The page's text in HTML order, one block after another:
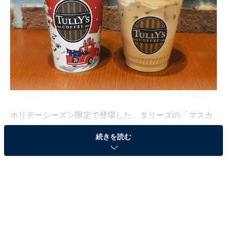
ホリデーシーズン限定で登場した、タリーズの「マスカ
のラテとマスカルポーネホイップのコラボは、まさに“飲
むティラミス”らしいのです。
続きを読む